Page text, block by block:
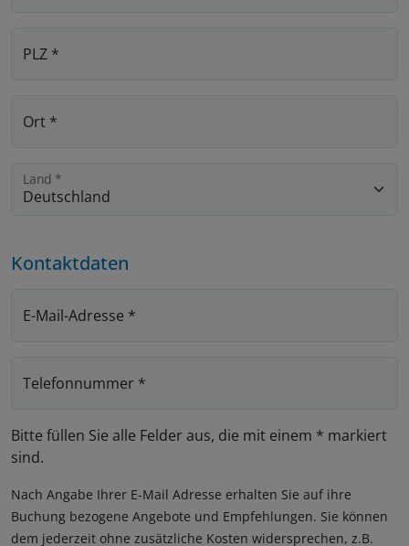
PLZ *
Ort *
Land *
Kontaktdaten
E-Mail-Adresse *
Telefonnummer *
Bitte füllen Sie alle Felder aus, die mit einem * markiert
sind.
Nach Angabe Ihrer E-Mail Adresse erhalten Sie auf ihre
Buchung bezogene Angebote und Empfehlungen. Sie können
dem jederzeit ohne zusätzliche Kosten widersprechen, z.B.